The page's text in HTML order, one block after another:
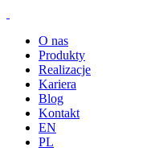
O nas
Produkty
Realizacje
Kariera
Blog
Kontakt
EN
PL